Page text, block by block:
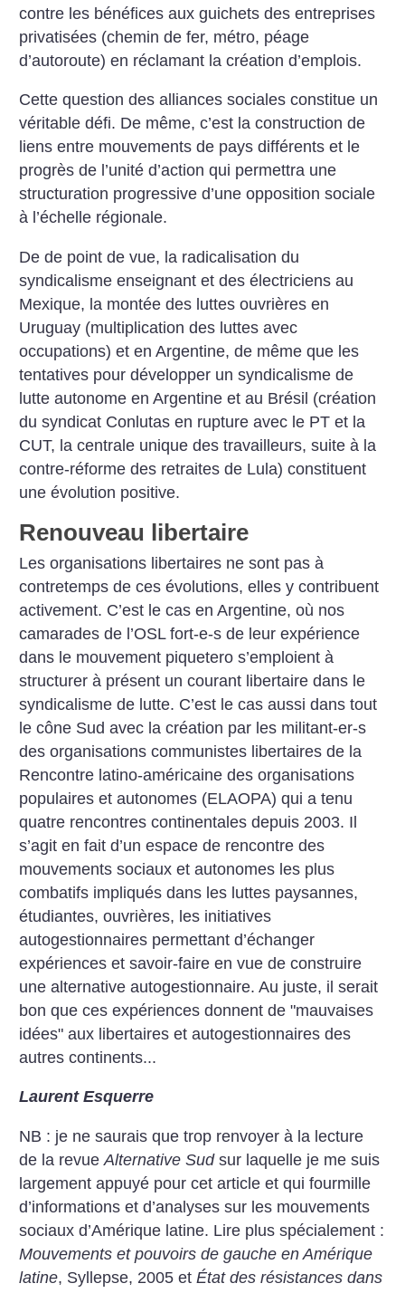
contre les bénéfices aux guichets des entreprises
privatisées (chemin de fer, métro, péage
d’autoroute) en réclamant la création d’emplois.
Cette question des alliances sociales constitue un
véritable défi. De même, c’est la construction de
liens entre mouvements de pays différents et le
progrès de l’unité d’action qui permettra une
structuration progressive d’une opposition sociale
à l’échelle régionale.
De de point de vue, la radicalisation du
syndicalisme enseignant et des électriciens au
Mexique, la montée des luttes ouvrières en
Uruguay (multiplication des luttes avec
occupations) et en Argentine, de même que les
tentatives pour développer un syndicalisme de
lutte autonome en Argentine et au Brésil (création
du syndicat Conlutas en rupture avec le PT et la
CUT, la centrale unique des travailleurs, suite à la
contre-réforme des retraites de Lula) constituent
une évolution positive.
Renouveau libertaire
Les organisations libertaires ne sont pas à
contretemps de ces évolutions, elles y contribuent
activement. C’est le cas en Argentine, où nos
camarades de l’OSL fort-e-s de leur expérience
dans le mouvement piquetero s’emploient à
structurer à présent un courant libertaire dans le
syndicalisme de lutte. C’est le cas aussi dans tout
le cône Sud avec la création par les militant-er-s
des organisations communistes libertaires de la
Rencontre latino-américaine des organisations
populaires et autonomes (ELAOPA) qui a tenu
quatre rencontres continentales depuis 2003. Il
s’agit en fait d’un espace de rencontre des
mouvements sociaux et autonomes les plus
combatifs impliqués dans les luttes paysannes,
étudiantes, ouvrières, les initiatives
autogestionnaires permettant d’échanger
expériences et savoir-faire en vue de construire
une alternative autogestionnaire. Au juste, il serait
bon que ces expériences donnent de "mauvaises
idées" aux libertaires et autogestionnaires des
autres continents...
Laurent Esquerre
NB : je ne saurais que trop renvoyer à la lecture
de la revueAlternative Sudsur laquelle je me suis
largement appuyé pour cet article et qui fourmille
d’informations et d’analyses sur les mouvements
sociaux d’Amérique latine. Lire plus spécialement :
Mouvements et pouvoirs de gauche en Amérique
latine, Syllepse, 2005 etÉtat des résistances dans